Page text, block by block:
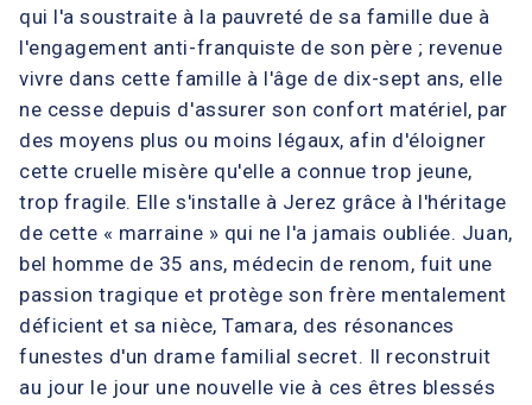
qui l'a soustraite à la pauvreté de sa famille due à
l'engagement anti-franquiste de son père ; revenue
vivre dans cette famille à l'âge de dix-sept ans, elle
ne cesse depuis d'assurer son confort matériel, par
des moyens plus ou moins légaux, afin d'éloigner
cette cruelle misère qu'elle a connue trop jeune,
trop fragile. Elle s'installe à Jerez grâce à l'héritage
de cette « marraine » qui ne l'a jamais oubliée. Juan,
bel homme de 35 ans, médecin de renom, fuit une
passion tragique et protège son frère mentalement
déficient et sa nièce, Tamara, des résonances
funestes d'un drame familial secret. Il reconstruit
au jour le jour une nouvelle vie à ces êtres blessés